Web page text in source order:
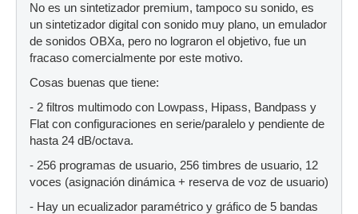
No es un sintetizador premium, tampoco su sonido, es
un sintetizador digital con sonido muy plano, un emulador
de sonidos OBXa, pero no lograron el objetivo, fue un
fracaso comercialmente por este motivo.
Cosas buenas que tiene:
- 2 filtros multimodo con Lowpass, Hipass, Bandpass y
Flat con configuraciones en serie/paralelo y pendiente de
hasta 24 dB/octava.
- 256 programas de usuario, 256 timbres de usuario, 12
voces (asignación dinámica + reserva de voz de usuario)
- Hay un ecualizador paramétrico y gráfico de 5 bandas